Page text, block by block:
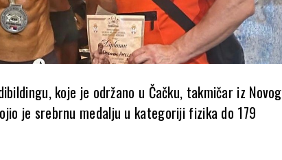
koje je održano u Čačku, takmičar iz Novog
je srebrnu medalju u kategoriji fizika do 179